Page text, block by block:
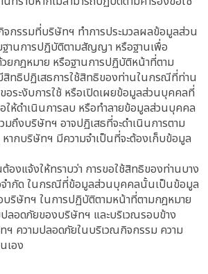
กรรมที่บริษัทฯ ทำการประมวลผลข้อมูลส่วน
านการปฏิบัติตามสัญญา หรือฐานเพื่อ
ยกฎหมาย หรือฐานการปฏิบัติหน้าที่ตาม
ทธิปฏิเสธการใช้สิทธิของท่านในกรณีที่ท่าน
อระงับการใช้ หรือเปิดเผยข้อมูลส่วนบุคคลที่
ให้ดำเนินการลบ หรือทำลายข้อมูลส่วนบุคคล
มถึงบริษัทฯ อาจปฏิเสธที่จะดำเนินการตาม
ากบริษัทฯ มีความจำเป็นที่จะต้องเก็บข้อมูล
องแจ้งให้ทราบว่า การขอใช้สิทธิของท่านบาง
จำกัด ในกรณีที่ข้อมูลส่วนบุคคลนั้นเป็นข้อมูล
บริษัทฯ ในการปฏิบัติตามหน้าที่ตามกฎหมาย
ปลอดภัยของบริษัทฯ และบริเวณรอบข้าง
ความปลอดภัยในบริเวณกิจกรรม ความ
เอง